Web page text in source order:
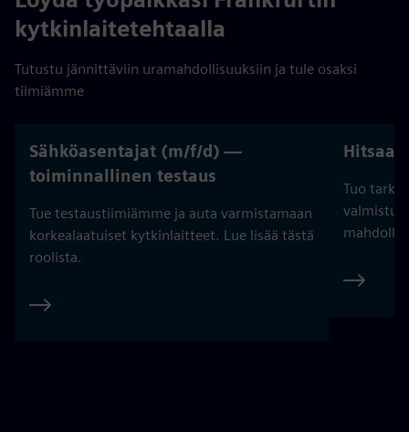
kytkinlaitetehtaalla
Tutustu jännittäviin uramahdollisuuksiin ja tule osaksi
tiimiämme
Sähköasentajat (m/f/d) —
toiminnallinen testaus
Tue testaustiimiämme ja auta varmistamaan
korkealaatuiset kytkinlaitteet. Lue lisää tästä
roolista.
Tuo